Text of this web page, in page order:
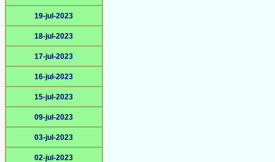
19-jul-2023
18-jul-2023
17-jul-2023
16-jul-2023
15-jul-2023
09-jul-2023
03-jul-2023
02-jul-2023